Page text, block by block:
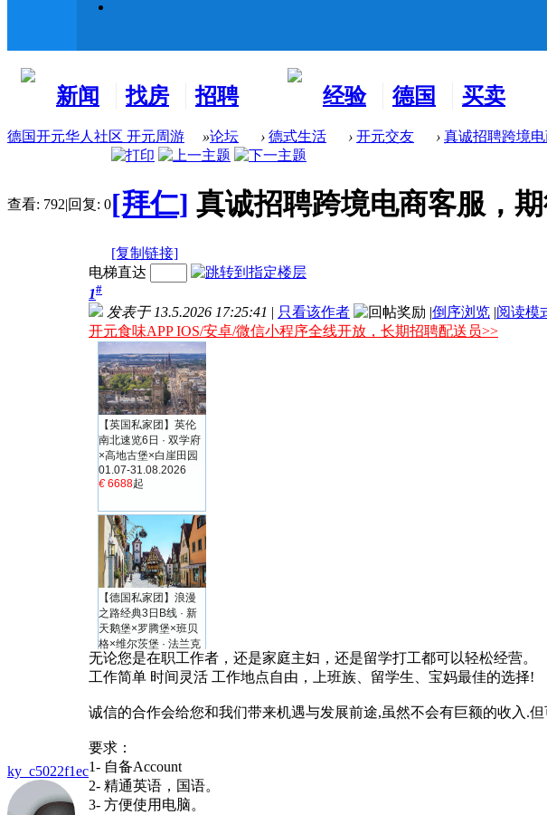
新闻
找房
招聘
经验
德国
买卖
市场
德国开元华人社区 开元周游 »论坛 › 德式生活 › 开元交友 › 真诚招聘跨境
查看: 792|回复: 0[拜仁] 真诚招聘跨境电商客服，
[复制链接]
ky_c5022f1ec
电梯直达
1#
发表于 13.5.2026 17:25:41 | 只看该作者 |倒序浏览 |阅读模
开元食味APP IOS/安卓/微信小程序全线开放，长期招聘配送员>>
无论您是在职工作者，还是家庭主妇，还是留学打工都可以轻松经营。
工作简单 时间灵活 工作地点自由，上班族、留学生、宝妈最佳的选择!
诚信的合作会给您和我们带来机遇与发展前途,虽然不会有巨额的收入.但
要求：
1- 自备Account
2- 精通英语，国语。
3- 方便使用电脑。